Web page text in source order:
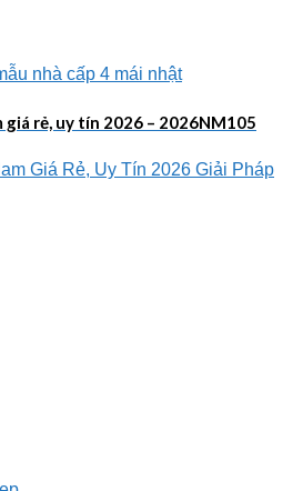
giá rẻ, uy tín 2026 – 2026NM105
Giá Rẻ, Uy Tín 2026 Giải Pháp